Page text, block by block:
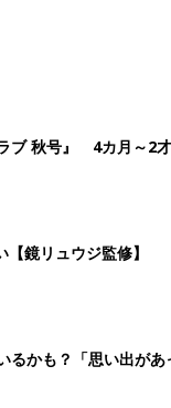
ブ 秋号』 4カ月～2
鏡リュウジ監修】
かも？「思い出が